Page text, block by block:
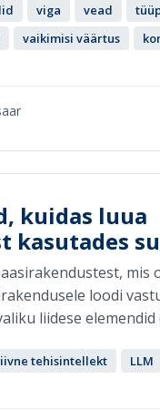
viga vead
vaikimisi väärtus
kuidas luua
kasutades
mis
loodi
liidese
tehisintellekt LLM